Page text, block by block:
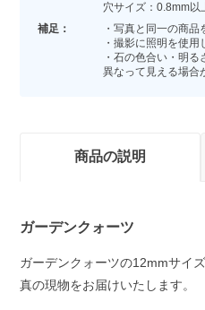
穴サイズ：0.8mm以
補足：
・写真と同一の商品
・撮影に照明を使用
・石の色合い・明
異なって見える場合
商品の説明
ガーデンクォーツ
ガーデンクォーツの12mmサイ
真の現物をお届けいたします。